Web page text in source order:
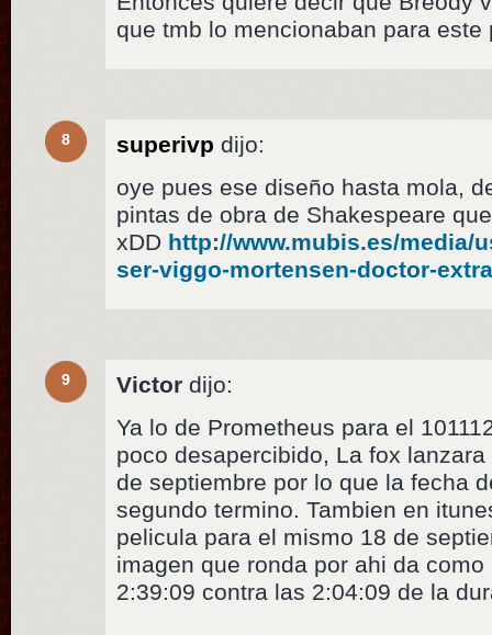
que tmb lo mencionaban para este
8 superivp dijo:
oye pues ese diseño hasta mola,
pintas de obra de Shakespeare
xDD http://www.mubis.es/media/
ser-viggo-mortensen-doctor-
9 Victor dijo:
Ya lo de Prometheus para el
poco desapercibido, La fox
de septiembre por lo que la fecha
segundo termino. Tambien en
pelicula para el mismo 18 de
imagen que ronda por ahi da
2:39:09 contra las 2:04:09 de la